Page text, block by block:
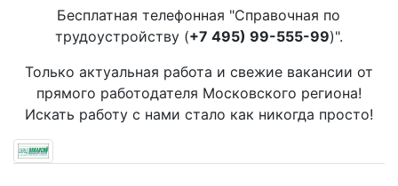
Бесплатная телефонная "Справочная по
трудоустройству (+7 495) 99-555-99)".
Только актуальная работа и свежие вакансии от
прямого работодателя Московского региона!
Искать работу с нами стало как никогда просто!